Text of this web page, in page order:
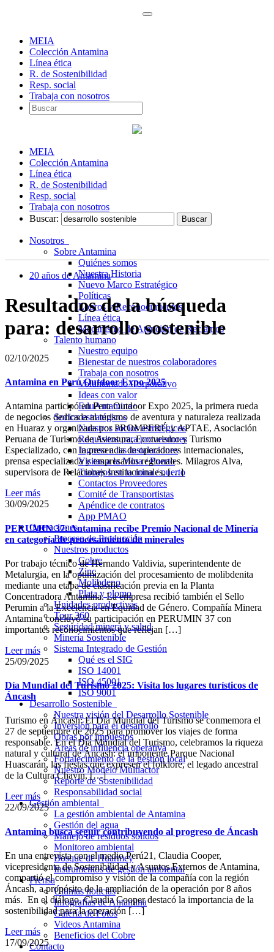
MEIA
Colección Antamina
Línea ética
R. de Sostenibilidad
Resp. social
Trabaja con nosotros
MEIA
Colección Antamina
Línea ética
R. de Sostenibilidad
Resp. social
Trabaja con nosotros
Buscar:
Nosotros
Sobre Antamina
Quiénes somos
Nuestra Historia
Nuevo Marco Estratégico
Políticas
Logros y Reconocimientos
Línea ética
Mecanismo de Atención de Reclamos
Talento humano
Nuestro equipo
Bienestar de nuestros colaboradores
Trabaja con nosotros
Voluntariado Corporativo
Ideas con valor
EduAntamina+
Socios estratégicos
Nuestros socios estratégicos
Requisitos para proveedores
Ingreso a las instalaciones
Visitas a la Mina / Puerto
Trabajos en la mina / puerto
Contactos Proveedores
Comité de Transportistas
Apéndice de contratos
App PMAO
Operaciones
Proceso de Producción
Nuestros productos
Cobre
Zinc
Molibdeno
Plata y plomo
Unidades productivas
Tour 360
Seguridad minera y salud
Minería Sostenible
Sistema Integrado de Gestión
Qué es el SIG
ISO 14001
ISO 45001
ISO 9001
Desarrollo Sostenible
Nuestra visión del Desarrollo Sostenible
Inversión para el desarrollo
Obras por impuestos
Áreas de influencia operativa
Fortalecimiento de la gestión local
Nuestro Modelo Multiactor
Reporte de Sostenibilidad
Responsabilidad social
Gestión ambiental
La gestión ambiental de Antamina
Gestión del agua
Manejo de residuos sólidos
Monitoreo ambiental
Bosque de Huarmey
Instrumentos de gestión ambiental
Prensa
Últimas noticias
Infografías de Antamina
Galería de Fotos
Videos Antamina
Beneficios del Cobre
Contacto
20 años de Antamina
Resultados de la búsqueda
para: desarrollo sostenible
02/10/2025
Antamina en Perú Outdoor Expo 2025
Antamina participó en Peru Outdoor Expo 2025, la primera rueda
de negocios dedicada al turismo de aventura y naturaleza realizada
en Huaraz y organizada por PROMPERÚ y APTAE, Asociación
Peruana de Turismo de Aventura, Ecoturismo y Turismo
Especializado, con la presencia de operadores internacionales,
prensa especializada y empresarios regionales. Milagros Alva,
supervisora de Relaciones Institucionales, […]
Leer más
30/09/2025
PERUMIN 37: Antamina recibe Premio Nacional de Minería
en categoría de procesamiento de minerales
Por trabajo técnico de Hernando Valdivia, superintendente de
Metalurgia, en la optimización del procesamiento de molibdenita
mediante una etapa de clasificación previa en la Planta
Concentradora Antamina. La empresa recibió también el Sello
Perumin a la Excelencia en Equidad de Género. Compañía Minera
Antamina concluyó su participación en PERUMIN 37 con
importantes reconocimientos que reflejan […]
Leer más
25/09/2025
Día Mundial del Turismo 2025: Visita los lugares turísticos de
Áncash
Turismo en Áncash: El Día Mundial del Turismo se conmemora el
27 de septiembre de 2025 para promover los viajes de forma
responsable. En el Día Mundial del Turismo, celebramos la riqueza
natural y cultural de Áncash: el imponente Parque Nacional
Huascarán, las fiestas que expresen el folklore, el legado ancestral
de la Cultura Chavín, […]
Leer más
22/09/2025
Antamina busca seguir contribuyendo al progreso de Áncash
En una entrevista con el medio Perú21, Claudia Cooper,
vicepresidenta de Sostenibilidad y Asuntos Externos de Antamina,
compartió el compromiso y visión de la compañía con la región
Áncash, a propósito de la ampliación de la operación por 8 años
más. En el diálogo, Claudia Cooper destacó la importancia de la
sostenibilidad para la operación […]
Leer más
17/09/2025